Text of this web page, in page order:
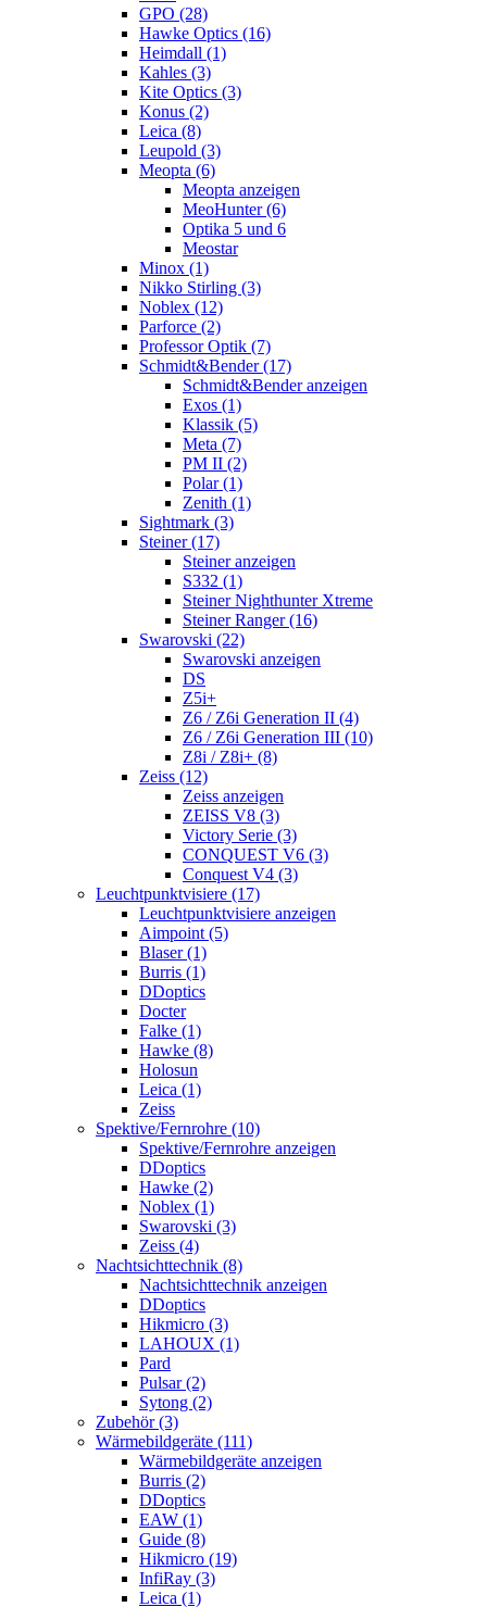
GPO (28)
Hawke Optics (16)
Heimdall (1)
Kahles (3)
Kite Optics (3)
Konus (2)
Leica (8)
Leupold (3)
Meopta (6)
Meopta anzeigen
MeoHunter (6)
Optika 5 und 6
Meostar
Minox (1)
Nikko Stirling (3)
Noblex (12)
Parforce (2)
Professor Optik (7)
Schmidt&Bender (17)
Schmidt&Bender anzeigen
Exos (1)
Klassik (5)
Meta (7)
PM II (2)
Polar (1)
Zenith (1)
Sightmark (3)
Steiner (17)
Steiner anzeigen
S332 (1)
Steiner Nighthunter Xtreme
Steiner Ranger (16)
Swarovski (22)
Swarovski anzeigen
DS
Z5i+
Z6 / Z6i Generation II (4)
Z6 / Z6i Generation III (10)
Z8i / Z8i+ (8)
Zeiss (12)
Zeiss anzeigen
ZEISS V8 (3)
Victory Serie (3)
CONQUEST V6 (3)
Conquest V4 (3)
Leuchtpunktvisiere (17)
Leuchtpunktvisiere anzeigen
Aimpoint (5)
Blaser (1)
Burris (1)
DDoptics
Docter
Falke (1)
Hawke (8)
Holosun
Leica (1)
Zeiss
Spektive/Fernrohre (10)
Spektive/Fernrohre anzeigen
DDoptics
Hawke (2)
Noblex (1)
Swarovski (3)
Zeiss (4)
Nachtsichttechnik (8)
Nachtsichttechnik anzeigen
DDoptics
Hikmicro (3)
LAHOUX (1)
Pard
Pulsar (2)
Sytong (2)
Zubehör (3)
Wärmebildgeräte (111)
Wärmebildgeräte anzeigen
Burris (2)
DDoptics
EAW (1)
Guide (8)
Hikmicro (19)
InfiRay (3)
Leica (1)